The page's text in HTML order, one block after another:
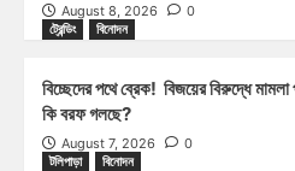
August 8, 2026
0
ট্রেন্ডিং
বিনোদন
বিচ্ছেদের পথে ব্রেক! বিজয়ের বিরুদ্ধে
কি বরফ গলছে?
August 7, 2026
0
টলিপাড়া
বিনোদন